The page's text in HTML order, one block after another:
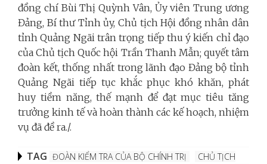
đồng chí Bùi Thị Quỳnh Vân, Ủy viên Trung ương
Đảng, Bí thư Tỉnh ủy, Chủ tịch Hội đồng nhân dân
tỉnh Quảng Ngãi trân trọng tiếp thu ý kiến chỉ đạo
của Chủ tịch Quốc hội Trần Thanh Mẫn; quyết tâm
đoàn kết, thống nhất trong lãnh đạo Đảng bộ tỉnh
Quảng Ngãi tiếp tục khắc phục khó khăn, phát
huy tiềm năng, thế mạnh để đạt mục tiêu tăng
trưởng kinh tế và hoàn thành các kế hoạch, nhiệm
vụ đã đề ra./.
TAG ĐOÀN KIỂM TRA CỦA BỘ CHÍNH TRỊ
CHỦ TỊCH